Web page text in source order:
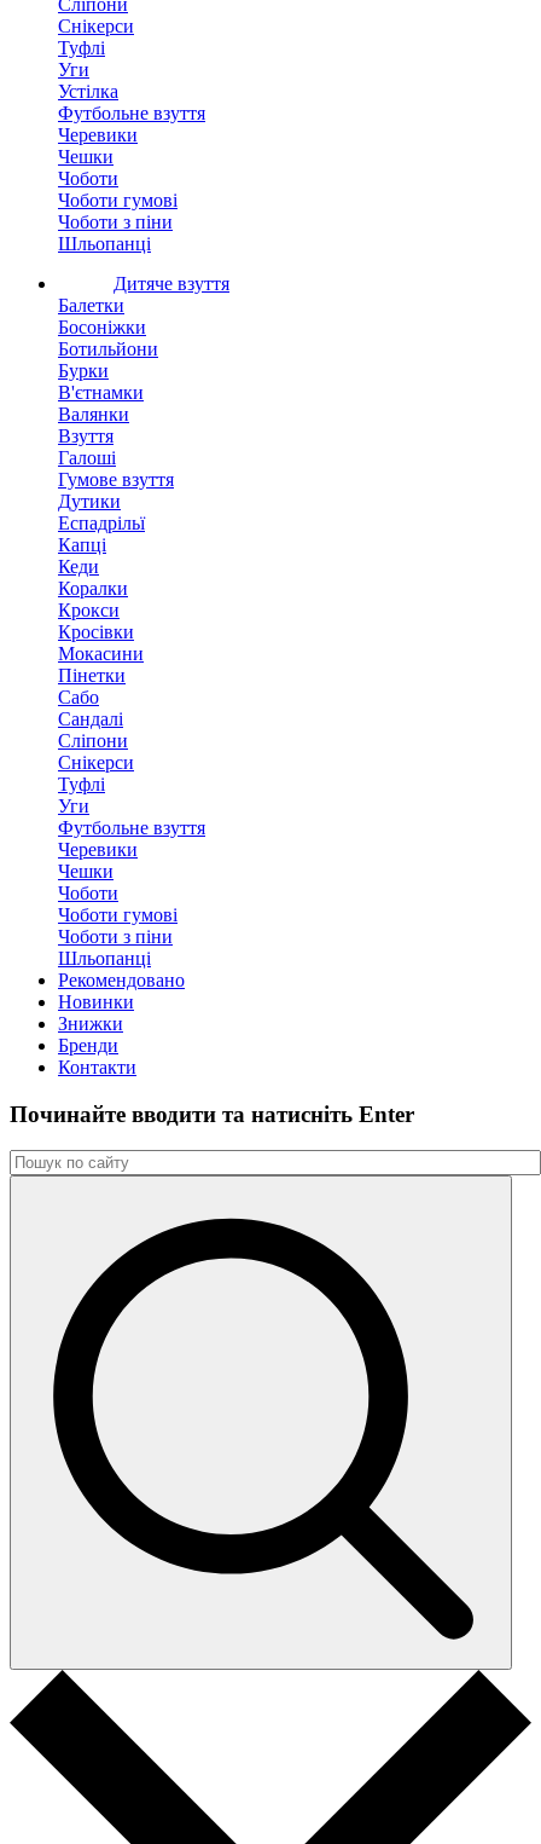
Сліпони
Снікерси
Туфлі
Уги
Устілка
Футбольне взуття
Черевики
Чешки
Чоботи
Чоботи гумові
Чоботи з піни
Шльопанці
Дитяче взуття
Балетки
Босоніжки
Ботильйони
Бурки
В'єтнамки
Валянки
Взуття
Галоші
Гумове взуття
Дутики
Еспадрільї
Капці
Кеди
Коралки
Крокси
Кросівки
Мокасини
Пінетки
Сабо
Сандалі
Сліпони
Снікерси
Туфлі
Уги
Футбольне взуття
Черевики
Чешки
Чоботи
Чоботи гумові
Чоботи з піни
Шльопанці
Рекомендовано
Новинки
Знижки
Бренди
Контакти
Починайте вводити та натиснiть Enter